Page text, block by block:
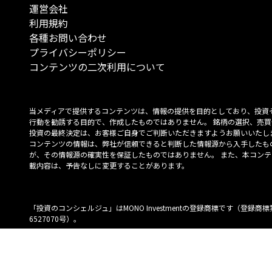
運営会社
利用規約
各種お問い合わせ
プライバシーポリシー
コンテンツの二次利用について
当メディアで提供するコンテンツは、情報の提供を目的としており、投資
行動を勧誘する目的で、作成したものではありません。 銘柄の選択、売
投資の最終決定は、お客様ご自身でご判断いただきますようお願いいたし
コンテンツの情報は、弊社が信頼できると判断した情報源から入手したも
が、その情報源の確実性を保証したものではありません。 また、本コン
載内容は、予告なしに変更することがあります。
「投資のコンシェルジュ」はMONO Investmentの登録商標です（登録商標
6527070号）。